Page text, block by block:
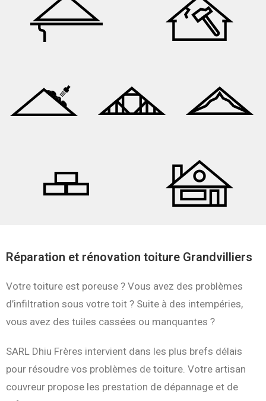
Réparation et rénovation toiture Grandvilliers
Votre toiture est poreuse ? Vous avez des problèmes
d’infiltration sous votre toit ? Suite à des intempéries,
vous avez des tuiles cassées ou manquantes ?
SARL Dhiu Frères intervient dans les plus brefs délais
pour résoudre vos problèmes de toiture. Votre artisan
couvreur propose les prestation de dépannage et de